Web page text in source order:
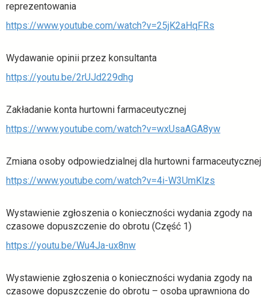
reprezentowania
https://www.youtube.com/watch?v=25jK2aHqFRs
Wydawanie opinii przez konsultanta
https://youtu.be/2rUJd229dhg
Zakładanie konta hurtowni farmaceutycznej
https://www.youtube.com/watch?v=wxUsaAGA8yw
Zmiana osoby odpowiedzialnej dla hurtowni farmaceutycznej
https://www.youtube.com/watch?v=4i-W3UmKlzs
Wystawienie zgłoszenia o konieczności wydania zgody na
czasowe dopuszczenie do obrotu (Część 1)
https://youtu.be/Wu4Ja-ux8nw
Wystawienie zgłoszenia o konieczności wydania zgody na
czasowe dopuszczenie do obrotu – osoba uprawniona do